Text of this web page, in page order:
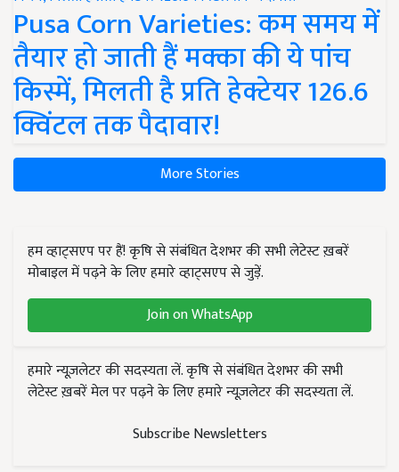
Pusa Corn Varieties: कम समय में
तैयार हो जाती हैं मक्का की ये पांच
किस्में, मिलती है प्रति हेक्टेयर 126.6
क्विंटल तक पैदावार!
More Stories
हम व्हाट्सएप पर हैं! कृषि से संबंधित देशभर की सभी लेटेस्ट ख़बरें
मोबाइल में पढ़ने के लिए हमारे व्हाट्सएप से जुड़ें.
Join on WhatsApp
हमारे न्यूज़लेटर की सदस्यता लें. कृषि से संबंधित देशभर की सभी
लेटेस्ट ख़बरें मेल पर पढ़ने के लिए हमारे न्यूज़लेटर की सदस्यता लें.
Subscribe Newsletters